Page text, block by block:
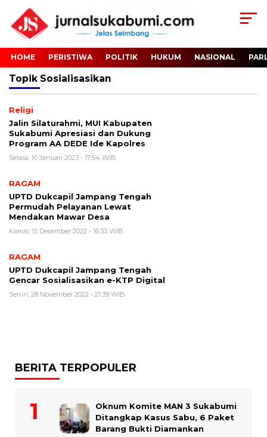
HOME PERISTIWA POLITIK HUKUM NASIONAL
Topik Sosialisasikan
Religi
Jalin Silaturahmi, MUI Kabupaten
Sukabumi Apresiasi dan Dukung
Program AA DEDE Ide Kapolres
Selasa, 10 Januari 2023 - 17:54 WIB
RAGAM
UPTD Dukcapil Jampang Tengah
Permudah Pelayanan Lewat
Mendakan Mawar Desa
Kamis, 15 Desember 2022 - 16:33 WIB
RAGAM
UPTD Dukcapil Jampang Tengah
Gencar Sosialisasikan e-KTP Digital
Senin, 28 November 2022 - 21:39 WIB
BERITA TERPOPULER
Oknum Komite MAN 3 Sukabumi
Ditangkap Kasus Sabu, 6 Paket
Barang Bukti Diamankan